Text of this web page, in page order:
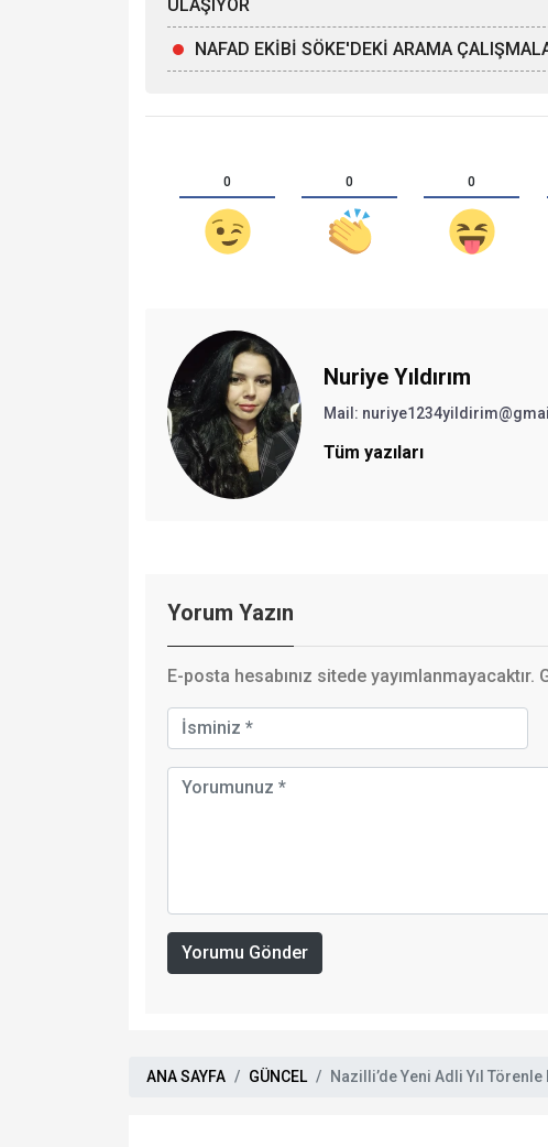
ULAŞIYOR
NAFAD EKİBİ SÖKE'DEKİ ARAMA
0 0 0
Nuriye Yıldırım
Mail:
Tüm yazıları
Yorum Yazın
E-posta hesabınız sitede yayımlanmayacaktır.
Yorumu Gönder
ANA SAYFA GÜNCEL Nazilli’de Yeni Adli Yıl Törenle